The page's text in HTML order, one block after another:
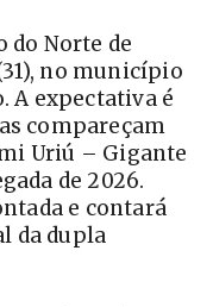
Norte de
no município
A expectativa é
compareçam
Uriú – Gigante
de 2026.
e contará
da dupla